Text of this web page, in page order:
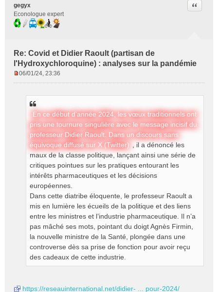
gegyx
Econologue expert
Re: Covid et Didier Raoult (partisan de
l'Hydroxychloroquine) : analyses sur la pandémie
Citer
06/01/24, 23:36
En ce début d’année 2024, les vœux traditionnels ont
pris une tournure singulière avec le message incisif du
professeur Didier Raoult. Dans un discours sans
équivoque diffusé sur X (Twitter)
, il a dénoncé les
maux de la classe politique, lançant ainsi une série de
critiques pointues sur les pratiques entourant les
intérêts pharmaceutiques et les décisions
européennes.
Dans cette diatribe éloquente, le professeur Raoult a
mis en lumière les écueils de la politique et des liens
entre les ministres et l’industrie pharmaceutique. Il n’a
pas mâché ses mots, pointant du doigt Agnès Firmin,
la nouvelle ministre de la Santé, plongée dans une
controverse dès sa prise de fonction pour avoir reçu
des cadeaux de cette industrie.
https://reseauinternational.net/didier- ... pour-2024/